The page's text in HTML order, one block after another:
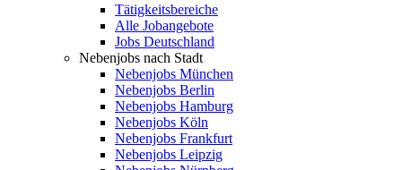
Tätigkeitsbereiche
Alle Jobangebote
Jobs Deutschland
Nebenjobs nach Stadt
Nebenjobs München
Nebenjobs Berlin
Nebenjobs Hamburg
Nebenjobs Köln
Nebenjobs Frankfurt
Nebenjobs Leipzig